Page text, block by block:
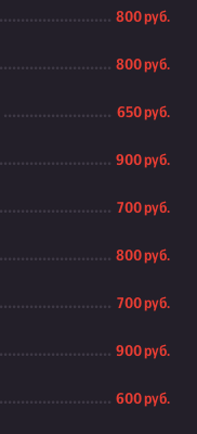
800 руб.
800 руб.
650 руб.
900 руб.
700 руб.
800 руб.
700 руб.
900 руб.
600 руб.